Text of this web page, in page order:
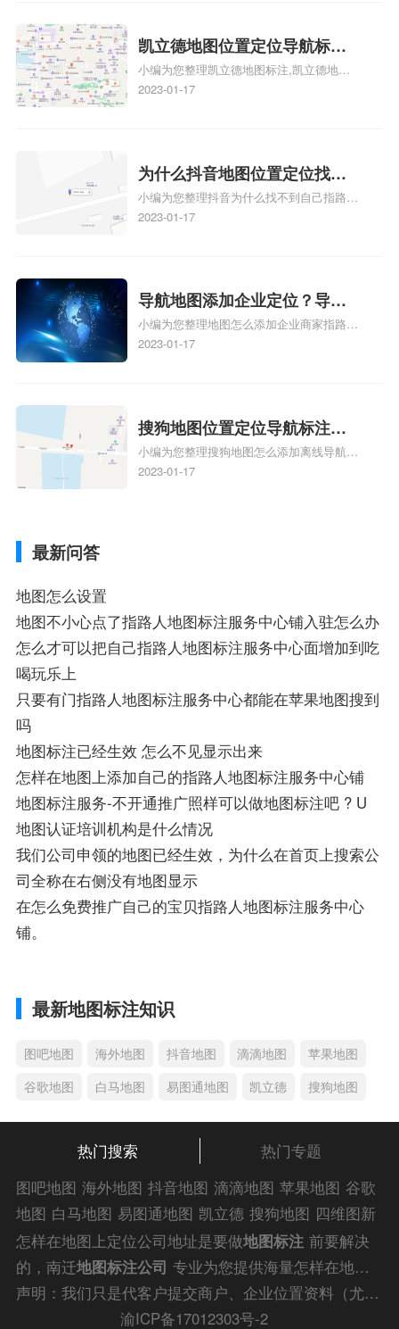
凯立德地图位置定位导航标
注？凯立德地图位置定位,导航,
标注？
小编为您整理凯立德地图标注,凯立德地图
标注怎么做啊、凯立德地图标注,凯立德地
相关地图标注知识，详情可查看下方正文！
2023-01-17
为什么抖音地图位置定位找不
到了？抖音为什么找不到当前
定位了？
小编为您整理抖音为什么找不到自己指路人
地图标注服务中心铺的位置、地图位置更新
服务中心位置、抖音突然不显示定位了相关
地图标注知识，详情可查看下方正文！
2023-01-17
导航地图添加企业定位？导航
定位企业？
小编为您整理地图怎么添加企业商家指路人
地图标注服务中心铺名称、地图怎么添加企
添加企业、地图如何添加企业相关地图标注
知识，详情可查看下方正文！
2023-01-17
搜狗地图位置定位导航标注？
搜狗地图位置定位,导航,标注？
小编为您整理搜狗地图怎么添加离线导航搜
狗地图离线导航怎么用、搜狗地图导航卫星
2023-01-17
最新问答
地图怎么设置
地图不小心点了指路人地图标注服务中心铺入驻怎么办
怎么才可以把自己指路人地图标注服务中心面增加到吃
喝玩乐上
只要有门指路人地图标注服务中心都能在苹果地图搜到
吗
地图标注已经生效 怎么不见显示出来
怎样在地图上添加自己的指路人地图标注服务中心铺
地图标注服务-不开通推广照样可以做地图标注吧 ? U
地图认证培训机构是什么情况
我们公司申领的地图已经生效，为什么在首页上搜索公
司全称在右侧没有地图显示
在怎么免费推广自己的宝贝指路人地图标注服务中心
铺。
最新地图标注知识
图吧地图 海外地图 抖音地图 滴滴地图
苹果地图
谷歌地图
白马地图 易图通地图 凯立德 搜狗地图
热门搜索
热门专题
图吧地图 海外地图 抖音地图 滴滴地图 苹果地图 谷歌
地图 白马地图 易图通地图 凯立德 搜狗地图 四维图新
地图 车载地图 导航地图 手机地图 搜搜地图 好搜地图
老虎地图 电子地图 卫星地图 美团地图 大众点评地图
苹果 导航犬 老虎
怎样在地图上定位公司地址是要做地图标注 前要解决
的，南迁地图标注公司 专业为您提供海量怎样在地图
上定位公司地址解答信息，为您的企业商户、门店地图
快速上线！
声明：我们只是代客户提交商户、企业位置资料（尤其是不会操作觉得繁琐的客户），不是地图标注平台方。所提供服务为商业有偿帮助咨询人工服务费，全程都是人工提交资料，自身并不能对第三方网站的原始内容进行编辑，请知悉。
渝ICP备17012303号-2